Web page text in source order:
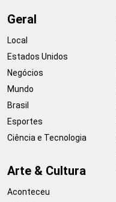
Geral
Local
Estados Unidos
Negócios
Mundo
Brasil
Esportes
Ciência e Tecnologia
Arte & Cultura
Aconteceu